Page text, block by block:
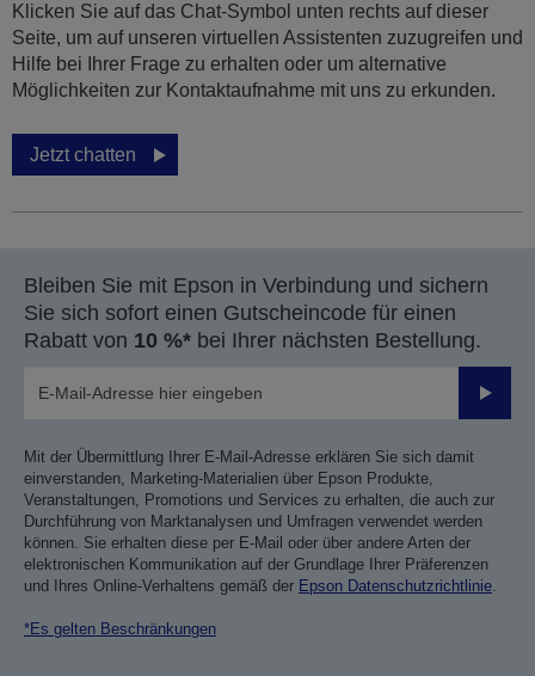
Klicken Sie auf das Chat-Symbol unten rechts auf dieser
Seite, um auf unseren virtuellen Assistenten zuzugreifen und
Hilfe bei Ihrer Frage zu erhalten oder um alternative
Möglichkeiten zur Kontaktaufnahme mit uns zu erkunden.
Jetzt chatten
Bleiben Sie mit Epson in Verbindung und sichern
Sie sich sofort einen Gutscheincode für einen
Rabatt von 10 %* bei Ihrer nächsten Bestellung.
Mit der Übermittlung Ihrer E-Mail-Adresse erklären Sie sich damit
einverstanden, Marketing-Materialien über Epson Produkte,
Veranstaltungen, Promotions und Services zu erhalten, die auch zur
Durchführung von Marktanalysen und Umfragen verwendet werden
können. Sie erhalten diese per E-Mail oder über andere Arten der
elektronischen Kommunikation auf der Grundlage Ihrer Präferenzen
und Ihres Online-Verhaltens gemäß der Epson Datenschutzrichtlinie.
*Es gelten Beschränkungen